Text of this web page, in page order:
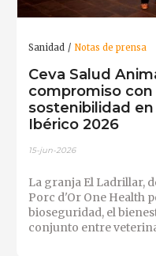
Sanidad Notas de prensa
Ceva Salud
compromiso
sostenibilidad
Ibérico 2026
15-jun-2026
La granja El Ladrillar,
Porc d'Or One Health
bioseguridad, el
conjunto entre